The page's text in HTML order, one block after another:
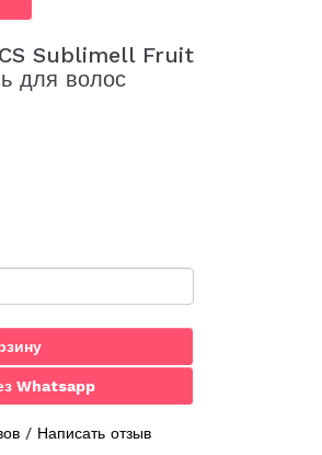
Sublimell Fruit
для волос
Whatsapp
/ Написать отзыв